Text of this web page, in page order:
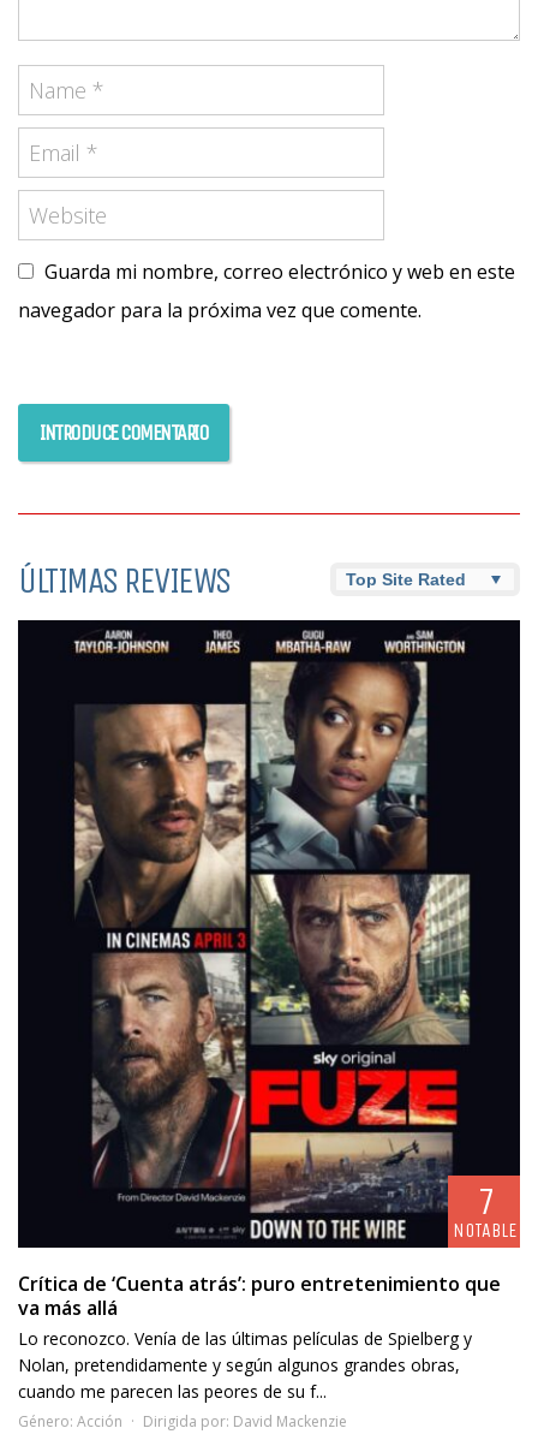
Guarda mi nombre, correo electrónico y web en este
navegador para la próxima vez que comente.
ÚLTIMAS REVIEWS
7
NOTABLE
Crítica de ‘Cuenta atrás’: puro entretenimiento que
va más allá
Lo reconozco. Venía de las últimas películas de Spielberg y
Nolan, pretendidamente y según algunos grandes obras,
cuando me parecen las peores de su f...
Género: Acción Dirigida por: David Mackenzie